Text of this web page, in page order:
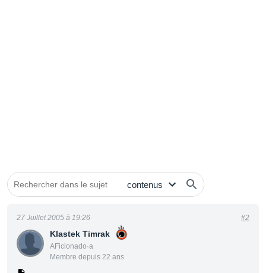
Klastek Timrak
AFicionado·a
Membre depuis 22 ans
27 Juillet 2005 à 19:26 #2